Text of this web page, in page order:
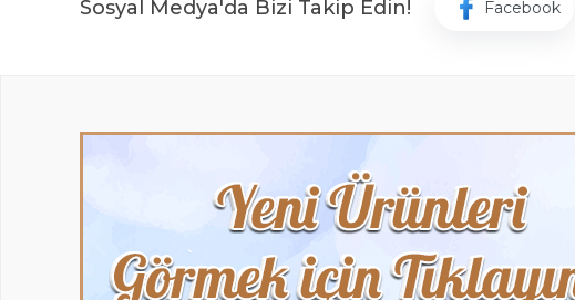
Sosyal Medya'da Bizi Takip Edin! Facebook